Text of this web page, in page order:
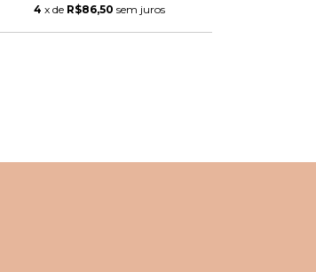
4 x de R$86,50 sem juros